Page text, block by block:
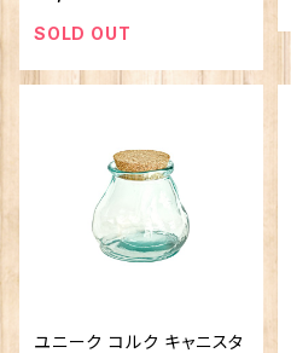
SOLD OUT
ユニーク コルク キャニスタ